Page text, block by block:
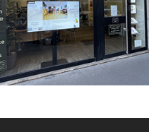
Envoyer un message
Téléphoner à l'agence